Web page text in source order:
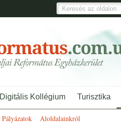
Digitális Kollégium Turisztika
Pályázatok Aloldalainkról